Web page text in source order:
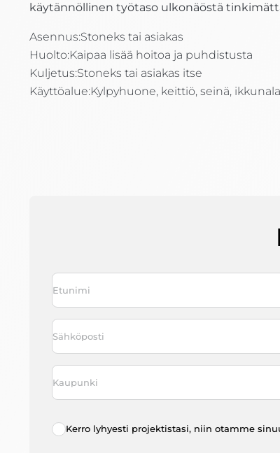
käytännöllinen työtaso ulkonäöstä
Asennus:Stoneks tai asiakas
Huolto:Kaipaa lisää hoitoa ja puhdistusta
Kuljetus:Stoneks tai asiakas itse
Käyttöalue:Kylpyhuone, keittiö, seinä,
Nimi
Sähköposti
Kaupunki
Radio
Kerro lyhyesti projektistasi, niin otamme